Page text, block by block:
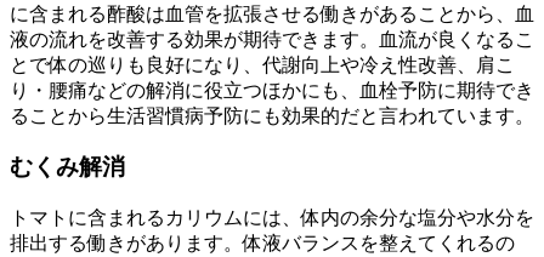
に含まれる酢酸は血管を拡張させる働きがあることから、血
液の流れを改善する効果が期待できます。血流が良くなるこ
とで体の巡りも良好になり、代謝向上や冷え性改善、肩こ
り・腰痛などの解消に役立つほかにも、血栓予防に期待でき
ることから生活習慣病予防にも効果的だと言われています。
むくみ解消
トマトに含まれるカリウムには、体内の余分な塩分や水分を
排出する働きがあります。体液バランスを整えてくれるの